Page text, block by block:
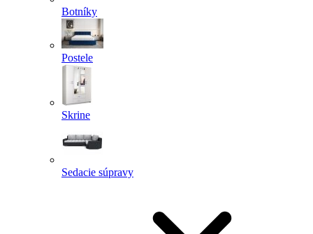
Botníky
Postele
Skrine
Sedacie súpravy